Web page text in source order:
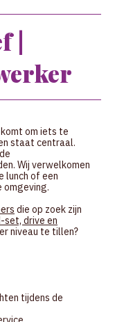
|
om iets te
staat centraal.
Wij verwelkomen
lunch of een
omgeving.
die op zoek zijn
set, drive en
niveau te tillen?
tijdens de